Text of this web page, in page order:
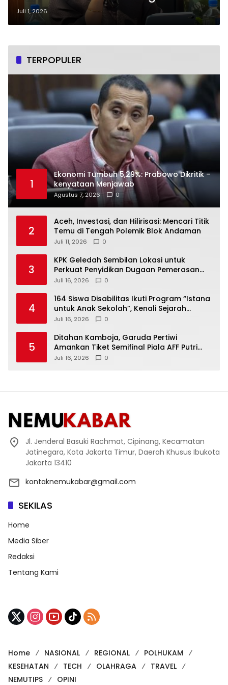
Ekstrem di Eropa
Juli 1, 2026
TERPOPULER
1
Ekonomi Tumbuh 5,29%: Prabowo Dikritik –
kenyataan Menjawab
Agustus 7, 2026 0
2
Aceh, Investasi, dan Hilirisasi: Mencari Titik
Temu di Tengah Polemik Blok Andaman
Juli 11, 2026 0
3
KPK Geledah Sembilan Lokasi untuk
Perkuat Penyidikan Dugaan Pemerasan
Bupati Sukoharjo Nonaktif
Juli 16, 2026 0
4
164 Siswa Disabilitas Ikuti Program “Istana
untuk Anak Sekolah”, Kenali Sejarah
Bangsa dan Pemerintahan
Juli 16, 2026 0
5
Ditahan Kamboja, Garuda Pertiwi
Amankan Tiket Semifinal Piala AFF Putri
2026
Juli 16, 2026 0
Jl. Jenderal Basuki Rachmat, Cipinang, Kecamatan
Jatinegara, Kota Jakarta Timur, Daerah Khusus Ibukota
Jakarta 13410
kontaknemukabar@gmail.com
SEKILAS
Home
Media Siber
Redaksi
Tentang Kami
Home NASIONAL REGIONAL
POLHUKAM
KESEHATAN
TECH OLAHRAGA
TRAVEL
NEMUTIPS
OPINI